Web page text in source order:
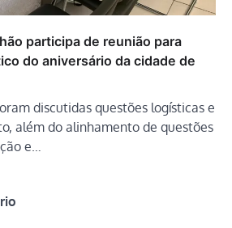
participa de reunião para
do aniversário da cidade de
discutidas questões logísticas e
além do alinhamento de questões
e…